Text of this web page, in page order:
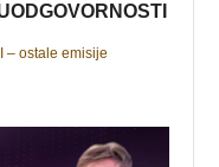
– ostale emisije